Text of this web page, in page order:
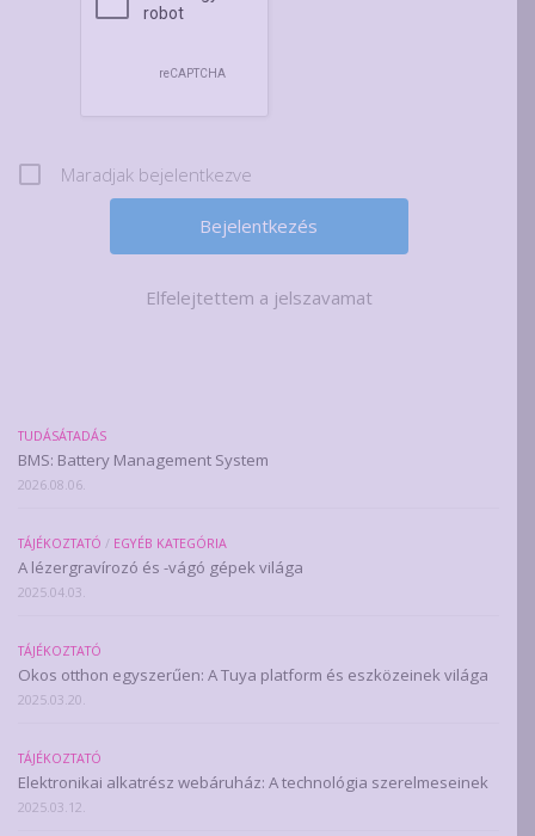
Maradjak bejelentkezve
Elfelejtettem a jelszavamat
TUDÁSÁTADÁS
BMS: Battery Management System
2026.08.06.
TÁJÉKOZTATÓ / EGYÉB KATEGÓRIA
A lézergravírozó és -vágó gépek világa
2025.04.03.
TÁJÉKOZTATÓ
Okos otthon egyszerűen: A Tuya platform és eszközeinek világa
2025.03.20.
TÁJÉKOZTATÓ
Elektronikai alkatrész webáruház: A technológia szerelmeseinek
2025.03.12.